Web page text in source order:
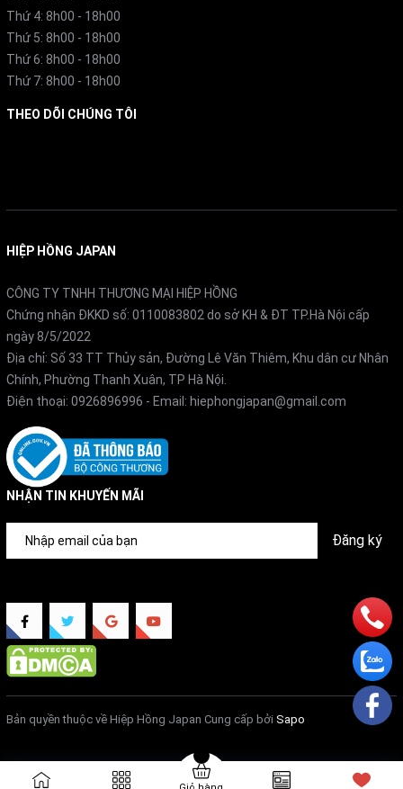
loại bỏ không khí trong lòng nồi, ngăn quá trình oxy hóa
trắng sáng, hương vị và độ mềm như mới nấu.
Theo thử nghiệm thực tế:
Duy trì chất lượng cơm lâu dài.
Giảm hao phí điện năng nhờ khả năng giữ nhiệt hiệu
quả.
Ngăn mùi, bảo vệ sức khỏe người dùng.
Thứ 4: 8h00 - 18h00
Thứ 5: 8h00 - 18h00
Thứ 6: 8h00 - 18h00
Thứ 7: 8h00 - 18h00
THEO DÕI CHÚNG TÔI
HIỆP HỒNG JAPAN
CÔNG TY TNHH THƯƠNG MẠI HIỆP HỒNG
Chứng nhận ĐKKD số: 0110083802 do sở KH & ĐT TP.Hà Nội cấp
ngày 8/5/2022
Địa chỉ: Số 33 TT Thủy sản, Đường Lê Văn Thiêm, Khu dân cư Nhân
Chính, Phường Thanh Xuân, TP Hà Nội.
Điện thoại: 0926896996 - Email: hiephongjapan@gmail.com
NHẬN TIN KHUYẾN MÃI
Đăng ký
Bản quyền thuộc về Hiệp Hồng Japan Cung cấp bởi Sapo